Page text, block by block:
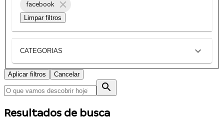
facebook
Limpar filtros
CATEGORIAS
Aplicar filtros Cancelar
Resultados de busca